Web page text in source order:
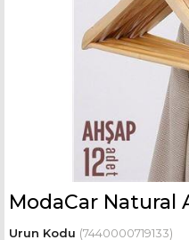
(7440000719133)